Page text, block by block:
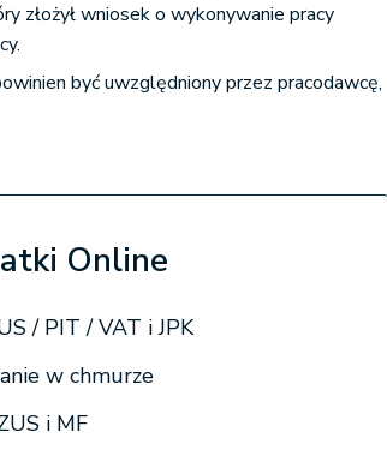
złożył wniosek o wykonywanie pracy
być uwzględniony przez pracodawcę,
Online
/ PIT / VAT i JPK
w chmurze
i MF